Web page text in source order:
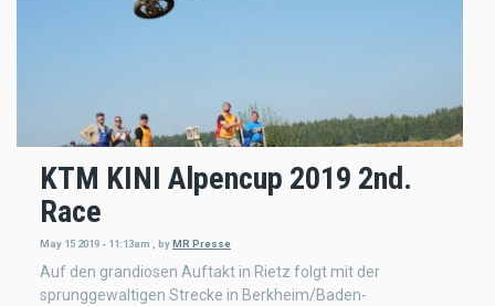
KTM KINI Alpencup 2019 2nd.
Race
May 15 2019 - 11:13am , by MR Presse
Auf den grandiosen Auftakt in Rietz folgt mit der
sprunggewaltigen Strecke in Berkheim/Baden-